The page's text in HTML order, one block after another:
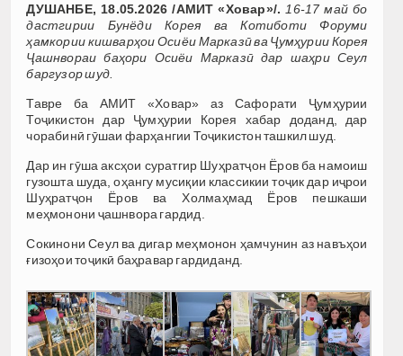
ДУШАНБЕ, 18.05.2026 /АМИТ «Ховар»/. 16-17 май бо
дастгирии Бунёди Корея ва Котиботи Форуми
ҳамкории кишварҳои Осиёи Марказӣ ва Ҷумҳурии Корея
Ҷашнвораи баҳори Осиёи Марказӣ дар шаҳри Сеул
баргузор шуд.
Тавре ба АМИТ «Ховар» аз Сафорати Ҷумҳурии
Тоҷикистон дар Ҷумҳурии Корея хабар доданд, дар
чорабинӣ гӯшаи фарҳангии Тоҷикистон ташкил шуд.
Дар ин гӯша аксҳои суратгир Шуҳратҷон Ёров ба намоиш
гузошта шуда, оҳангу мусиқии классикии тоҷик дар иҷрои
Шуҳратҷон Ёров ва Холмаҳмад Ёров пешкаши
меҳмонони ҷашнвора гардид.
Сокинони Сеул ва дигар меҳмонон ҳамчунин аз навъҳои
ғизоҳои тоҷикӣ баҳравар гардиданд.